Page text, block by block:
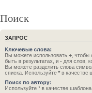
Поиск
ЗАПРОС
Ключевые слова:
Вы можете использовать + ,
быть в результатах, и - для слов,
Вы можете разделить слова
списка. Используйте * в качестве
Поиск по автору:
Используйте * в качестве шаблона.